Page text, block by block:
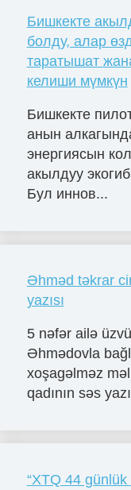
Бишкекте
болду, алар
таратышат
келиши мүмкүн
Бишкекте
анын
энергиясын
акылдуу
Бул иннов...
Əhməd təkrar
yazısı
5 nəfər ailə
Əhmədovla
xoşagəlməz
qadının səs
“XTQ 44